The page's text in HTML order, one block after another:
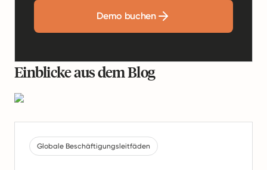
Demo buchen
Einblicke aus dem Blog
Globale Beschäftigungsleitfäden